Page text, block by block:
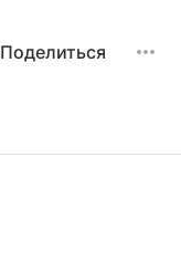
Поделиться